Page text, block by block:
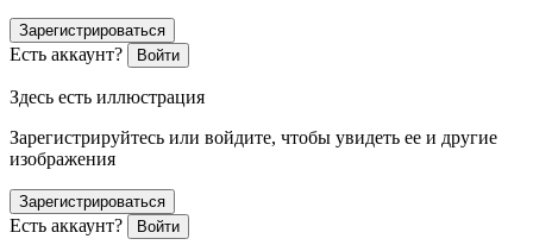
Зарегистрироваться
Есть аккаунт? Войти
Здесь есть иллюстрация
Зарегистрируйтесь или войдите, чтобы увидеть ее и другие
изображения
Зарегистрироваться
Есть аккаунт? Войти